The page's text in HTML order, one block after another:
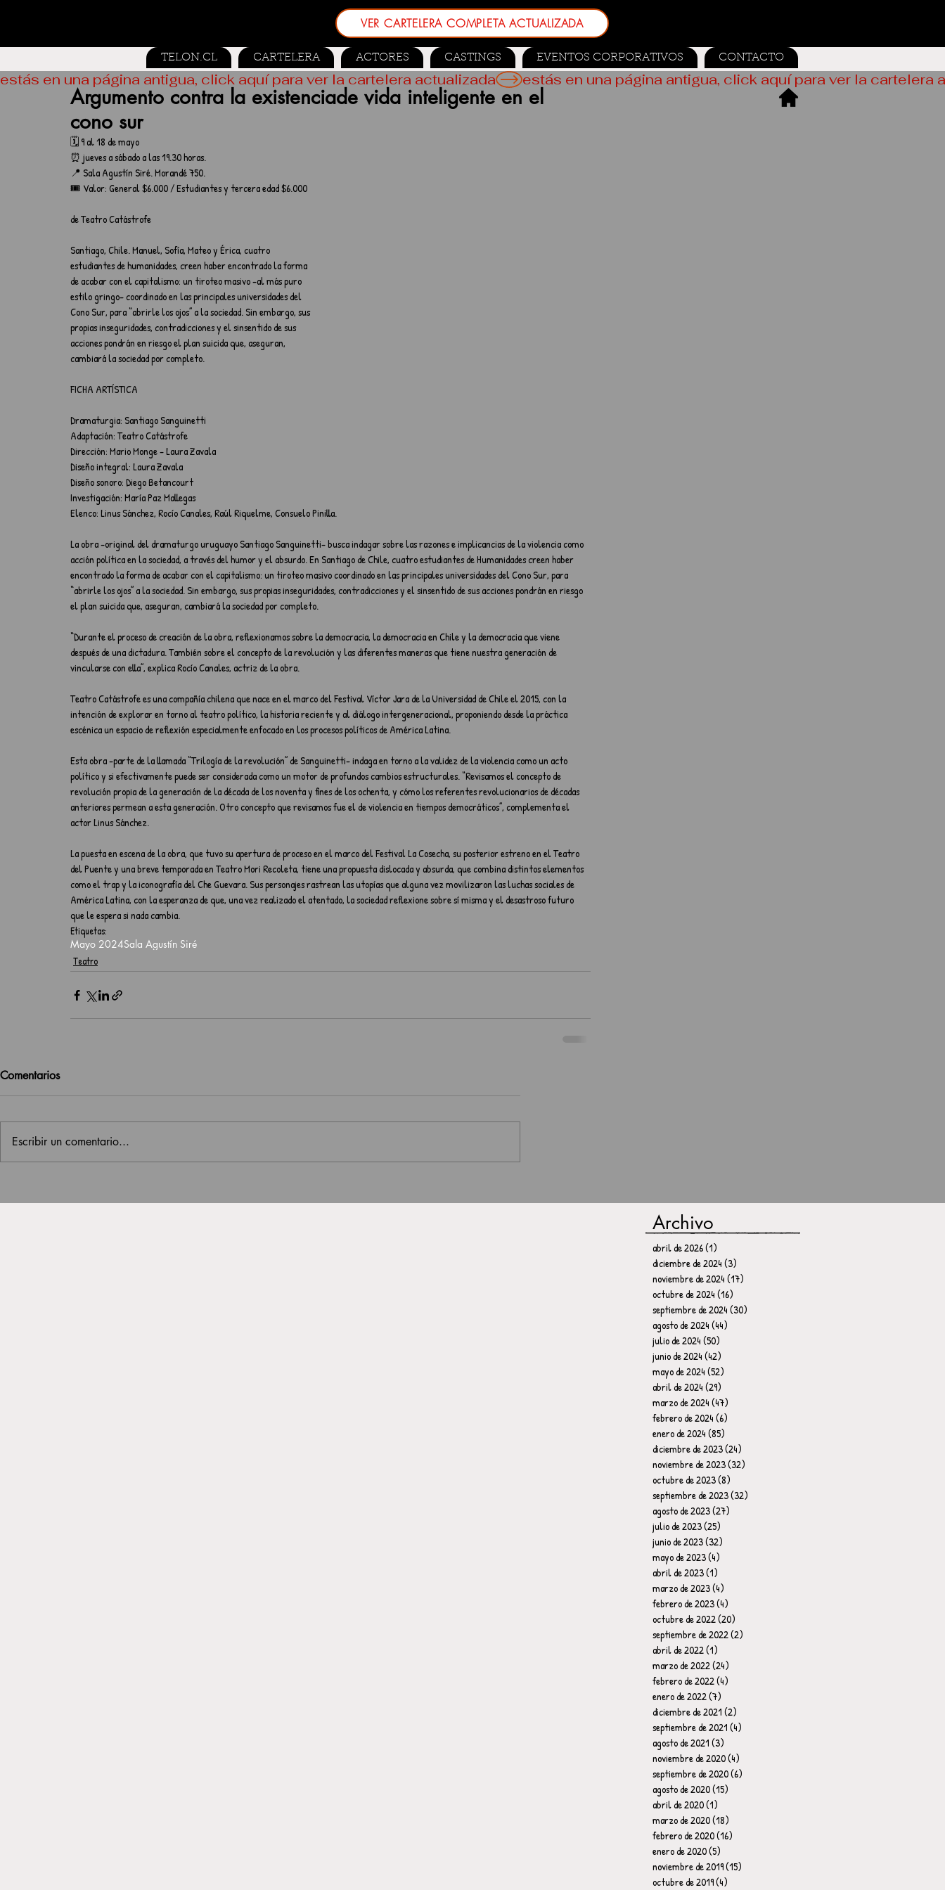
VER CARTELERA COMPLETA ACTUALIZADA
TELON.CL CARTELERA ACTORES CASTINGS EVENTOS CORPORATIVOS CONTACTO
Argumento contra la existenciade vida inteligente en el
cono sur
🗓️ 9 al 18 de mayo
⏰ jueves a sábado a las 19.30 horas.
📍 Sala Agustín Siré. Morandé 750.
🎟️ Valor: General $6.000 / Estudiantes y tercera edad $6.000
de Teatro Catástrofe
Santiago, Chile. Manuel, Sofía, Mateo y Érica, cuatro
estudiantes de humanidades, creen haber encontrado la forma
de acabar con el capitalismo: un tiroteo masivo -al más puro
estilo gringo- coordinado en las principales universidades del
Cono Sur, para “abrirle los ojos” a la sociedad. Sin embargo, sus
propias inseguridades, contradicciones y el sinsentido de sus
acciones pondrán en riesgo el plan suicida que, aseguran,
cambiará la sociedad por completo.
FICHA ARTÍSTICA
Dramaturgia: Santiago Sanguinetti
Adaptación: Teatro Catástrofe
Dirección: Mario Monge - Laura Zavala
Diseño integral: Laura Zavala
Diseño sonoro: Diego Betancourt
Investigación: María Paz Mallegas
Elenco: Linus Sánchez, Rocío Canales, Raúl Riquelme, Consuelo Pinilla.
La obra -original del dramaturgo uruguayo Santiago Sanguinetti- busca indagar sobre las razones e implicancias de la violencia como
acción política en la sociedad, a través del humor y el absurdo. En Santiago de Chile, cuatro estudiantes de Humanidades creen haber
encontrado la forma de acabar con el capitalismo: un tiroteo masivo coordinado en las principales universidades del Cono Sur, para
“abrirle los ojos” a la sociedad. Sin embargo, sus propias inseguridades, contradicciones y el sinsentido de sus acciones pondrán en riesgo
el plan suicida que, aseguran, cambiará la sociedad por completo.
“Durante el proceso de creación de la obra, reflexionamos sobre la democracia, la democracia en Chile y la democracia que viene
después de una dictadura. También sobre el concepto de la revolución y las diferentes maneras que tiene nuestra generación de
vincularse con ella”, explica Rocío Canales, actriz de la obra.
Teatro Catástrofe es una compañía chilena que nace en el marco del Festival Víctor Jara de la Universidad de Chile el 2015, con la
intención de explorar en torno al teatro político, la historia reciente y al diálogo intergeneracional, proponiendo desde la práctica
escénica un espacio de reflexión especialmente enfocado en los procesos políticos de América Latina.
Esta obra -parte de la llamada “Trilogía de la revolución” de Sanguinetti- indaga en torno a la validez de la violencia como un acto
político y si efectivamente puede ser considerada como un motor de profundos cambios estructurales. “Revisamos el concepto de
revolución propia de la generación de la década de los noventa y fines de los ochenta, y cómo los referentes revolucionarios de décadas
anteriores permean a esta generación. Otro concepto que revisamos fue el de violencia en tiempos democráticos”, complementa el
actor Linus Sánchez.
La puesta en escena de la obra, que tuvo su apertura de proceso en el marco del Festival La Cosecha, su posterior estreno en el Teatro
del Puente y una breve temporada en Teatro Mori Recoleta, tiene una propuesta dislocada y absurda, que combina distintos elementos
como el trap y la iconografía del Che Guevara. Sus personajes rastrean las utopías que alguna vez movilizaron las luchas sociales de
América Latina, con la esperanza de que, una vez realizado el atentado, la sociedad reflexione sobre sí misma y el desastroso futuro
que le espera si nada cambia.
Etiquetas:
Mayo 2024Sala Agustín Siré
Teatro
Comentarios
Escribir un comentario...
estás en una página antigua, click aquí para ver la cartelera actualizada
Archivo
abril de 2026(1)
diciembre de 2024(3)
noviembre de 2024(17)
octubre de 2024(16)
septiembre de 2024(30)
agosto de 2024(44)
julio de 2024(50)
junio de 2024(42)
mayo de 2024(52)
abril de 2024(29)
marzo de 2024(47)
febrero de 2024(6)
enero de 2024(85)
diciembre de 2023(24)
noviembre de 2023(32)
octubre de 2023(8)
septiembre de 2023(32)
agosto de 2023(27)
julio de 2023(25)
junio de 2023(32)
mayo de 2023(4)
abril de 2023(1)
marzo de 2023(4)
febrero de 2023(4)
octubre de 2022(20)
septiembre de 2022(2)
abril de 2022(1)
marzo de 2022(24)
febrero de 2022(4)
enero de 2022(7)
diciembre de 2021(2)
septiembre de 2021(4)
agosto de 2021(3)
noviembre de 2020(4)
septiembre de 2020(6)
agosto de 2020(15)
abril de 2020(1)
marzo de 2020(18)
febrero de 2020(16)
enero de 2020(5)
noviembre de 2019(15)
octubre de 2019(4)